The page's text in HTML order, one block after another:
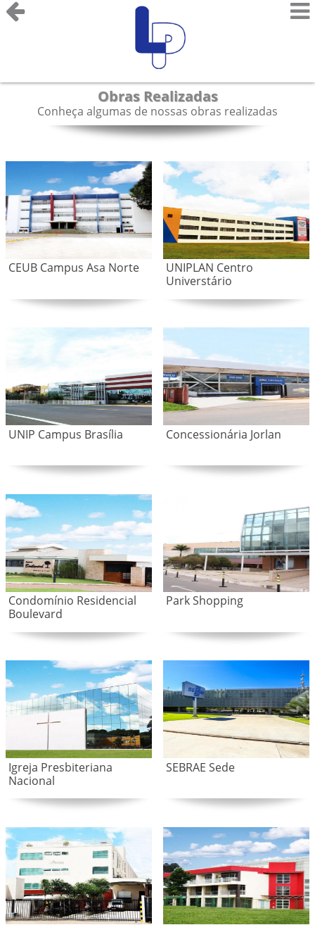
Obras Realizadas
Conheça algumas de nossas obras realizadas
CEUB Campus Asa Norte
UNIPLAN Centro
Universtário
UNIP Campus Brasília Concessionária Jorlan
Condomínio Residencial
Boulevard
Park Shopping
Igreja Presbiteriana
Nacional
SEBRAE Sede